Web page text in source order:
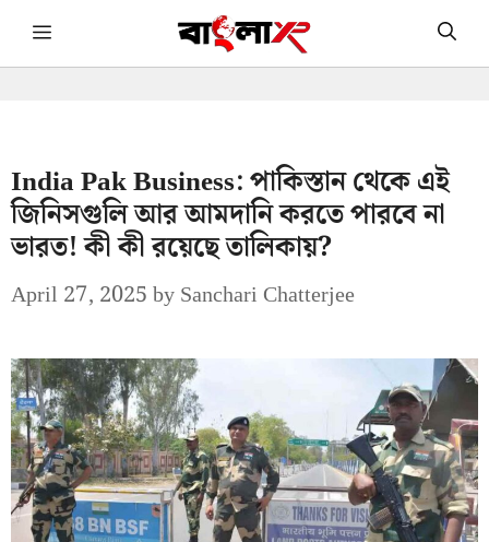
Skip Menu
India Pak Business: পাকিস্তান থেকে এই
জিনিসগুলি আর আমদানি করতে পারবে না
ভারত! কী কী রয়েছে তালিকায়?
April 27, 2025bySanchari Chatterjee